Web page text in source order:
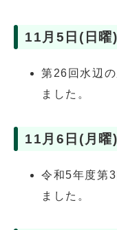
11月5日(日曜)
第26回水辺
ました。
11月6日(月曜)
令和5年度第
ました。